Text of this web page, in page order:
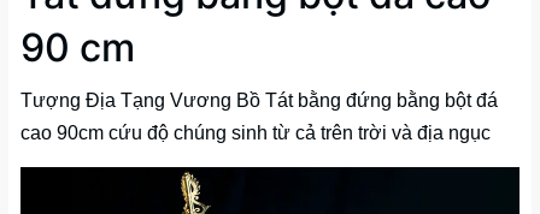
90 cm
Tượng Địa Tạng Vương Bồ Tát bằng đứng bằng bột đá
cao 90cm cứu độ chúng sinh từ cả trên trời và địa ngục